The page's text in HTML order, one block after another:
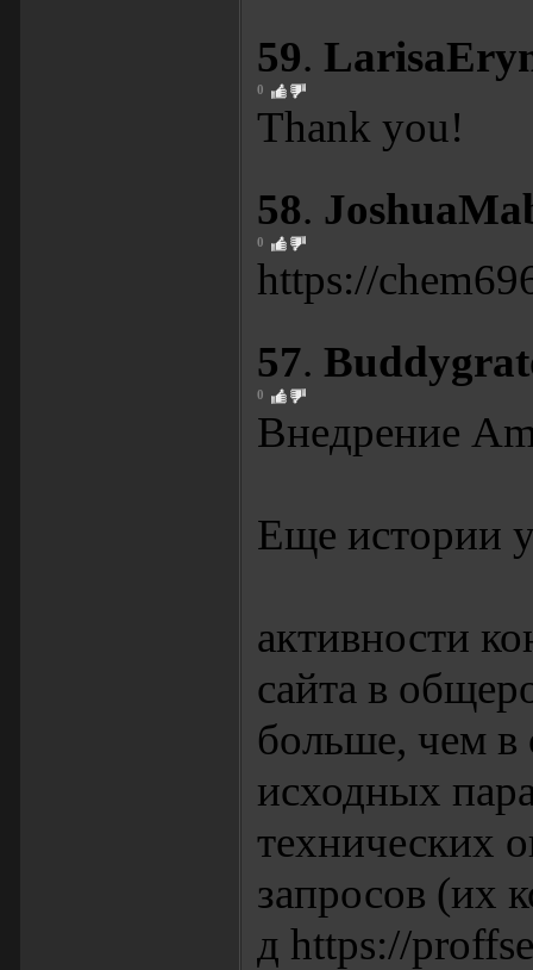
59.
0
Thank you!
58.
0
https://
57.
0
Внедрение
Еще истории
активности
сайта в
больше, чем в
исходных
технических
запросов (их
д https://